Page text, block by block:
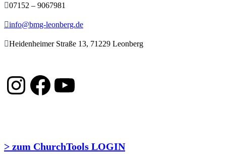
07152 – 9067981
info@bmg-leonberg.de
Heidenheimer Straße 13, 71229 Leonberg
Instagram
Facebook
YouTube
> zum ChurchTools LOGIN